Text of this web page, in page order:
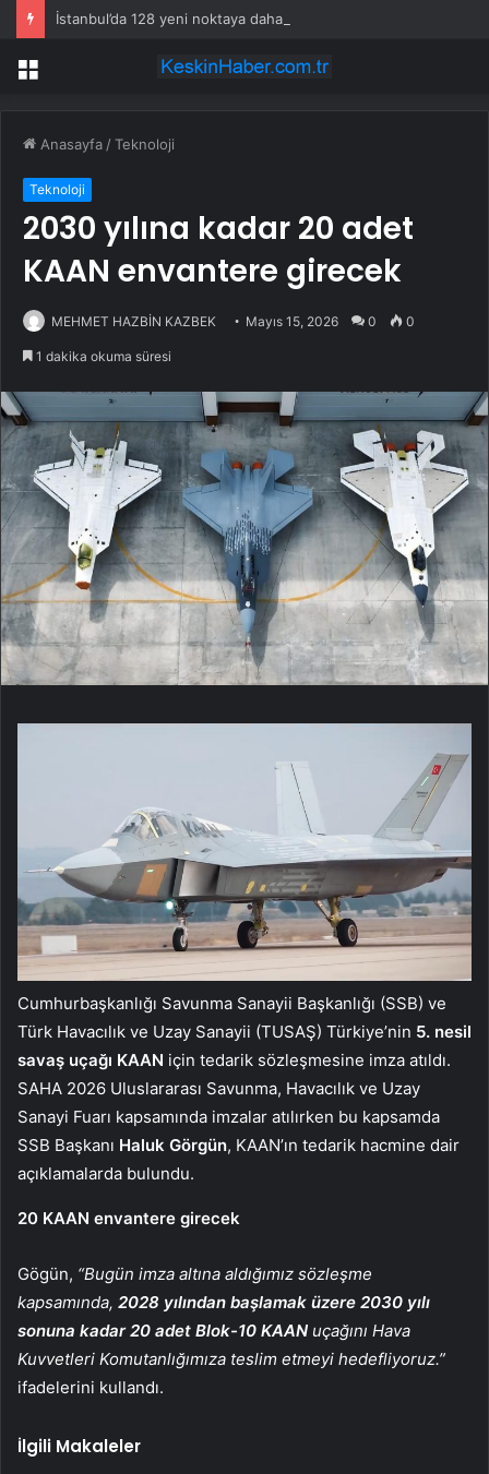
İstanbul’da 128 yeni noktaya daha EDS geliyor
Menü
Anasayfa /Teknoloji
Teknoloji
2030 yılına kadar 20 adet
KAAN envantere girecek
MEHMET HAZBİN KAZBEK Mayıs 15, 2026 0 0
1 dakika okuma süresi
Cumhurbaşkanlığı Savunma Sanayii Başkanlığı (SSB) ve
Türk Havacılık ve Uzay Sanayii (TUSAŞ) Türkiye’nin 5. nesil
savaş uçağı KAAN için tedarik sözleşmesine imza atıldı.
SAHA 2026 Uluslararası Savunma, Havacılık ve Uzay
Sanayi Fuarı kapsamında imzalar atılırken bu kapsamda
SSB Başkanı Haluk Görgün, KAAN’ın tedarik hacmine dair
açıklamalarda bulundu.
20 KAAN envantere girecek
Gögün, “Bugün imza altına aldığımız sözleşme
kapsamında, 2028 yılından başlamak üzere 2030 yılı
sonuna kadar 20 adet Blok-10 KAAN uçağını Hava
Kuvvetleri Komutanlığımıza teslim etmeyi hedefliyoruz.”
ifadelerini kullandı.
İlgili Makaleler